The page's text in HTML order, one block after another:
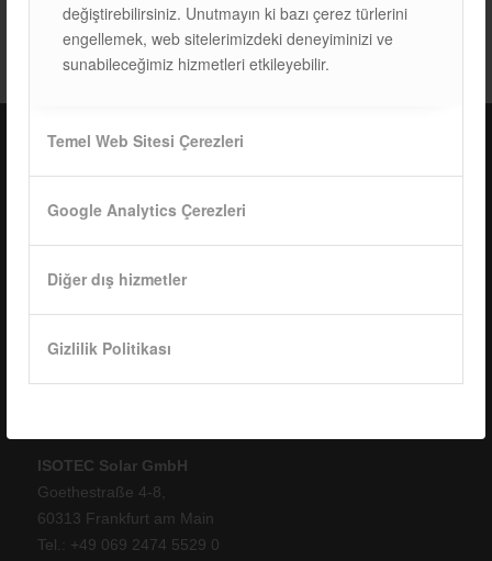
değiştirebilirsiniz. Unutmayın ki bazı çerez türlerini
engellemek, web sitelerimizdeki deneyiminizi ve
sunabileceğimiz hizmetleri etkileyebilir.
Temel Web Sitesi Çerezleri
Google Analytics Çerezleri
Diğer dış hizmetler
Gizlilik Politikası
ETIKETLER: EĞIMLI ÇATI SISTEMLERI,ISOTRAP S
ISOTEC Türkiye – Fabrika
Kocaeli Dilovası Türkiye
Tel: +90 262 244 4309
info@isotec.com.tr
ISOTEC Solar GmbH
Goethestraße 4-8,
60313 Frankfurt am Main
Tel.: +49 069 2474 5529 0